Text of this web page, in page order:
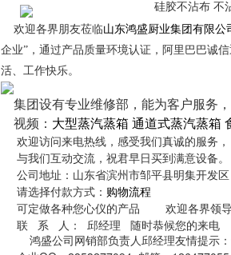
硅胶不沾布 不沾布 硅
欢迎各界朋友莅临山东鸿盛厨业集团有限公
企业”，通过产品质量环境认证，阿里巴巴诚
活、工作快乐。
集团设有专业维修部，能为客户服务
视频： 大型蒸汽蒸箱 通道式蒸汽蒸箱
欢迎访问来电热线，感受我们真诚的服务，
与我们互动交流，祝君早日买到满意设备。
公司地址：山东省滨州市邹平县明集开发
请选择付款方式： 购物流程
可定做各种您心仪的产品 欢迎各界领导
联 系 人： 邱经理 随时恭候您的来电
鸿盛公司网销部负责人邱经理友情提示：